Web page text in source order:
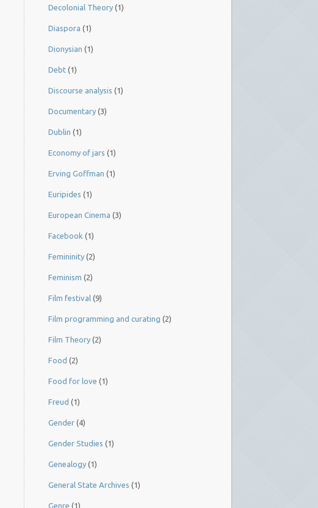
Decolonial Theory (1)
Diaspora (1)
Dionysian (1)
Debt (1)
Discourse analysis (1)
Documentary (3)
Dublin (1)
Economy of jars (1)
Erving Goffman (1)
Euripides (1)
European Cinema (3)
Facebook (1)
Femininity (2)
Feminism (2)
Film festival (9)
Film programming and curating (2)
Film Theory (2)
Food (2)
Food for love (1)
Freud (1)
Gender (4)
Gender Studies (1)
Genealogy (1)
General State Archives (1)
Genre (1)